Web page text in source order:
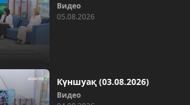
Видео
05.08.2026
Күншуақ (03.08.2026)
Видео